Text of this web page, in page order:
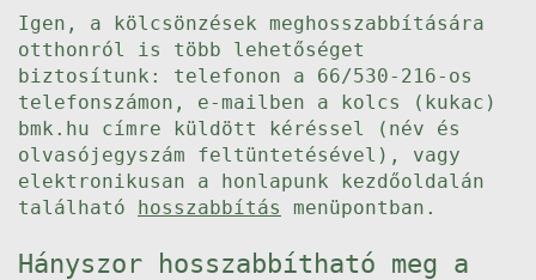
Igen, a kölcsönzések meghosszabbítására
otthonról is több lehetőséget
biztosítunk: telefonon a 66/530-216-os
telefonszámon, e-mailben a kolcs (kukac)
bmk.hu címre küldött kéréssel (név és
olvasójegyszám feltüntetésével), vagy
elektronikusan a honlapunk kezdőoldalán
található hosszabbítás menüpontban.
Hányszor hosszabbítható meg a